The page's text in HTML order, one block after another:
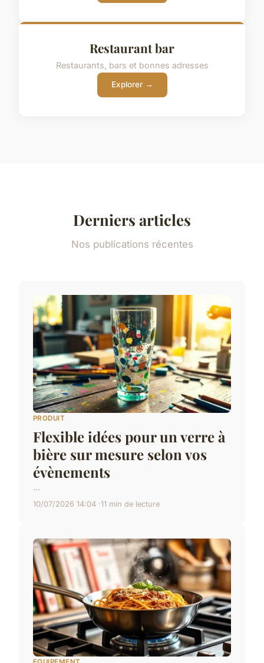
Restaurant bar
Restaurants, bars et bonnes adresses
Explorer →
Derniers articles
Nos publications récentes
PRODUIT
Flexible idées pour un verre à
bière sur mesure selon vos
évènements
...
10/07/2026 14:04 11 min de lecture